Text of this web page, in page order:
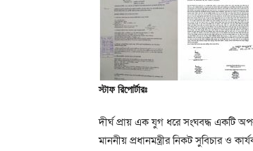
স্টাফ রিপোর্টারঃ
দীর্ঘ প্রায় এক যুগ ধরে সংঘবদ্ধ একটি
মাননীয় প্রধানমন্ত্রীর নিকট সুবিচার ও